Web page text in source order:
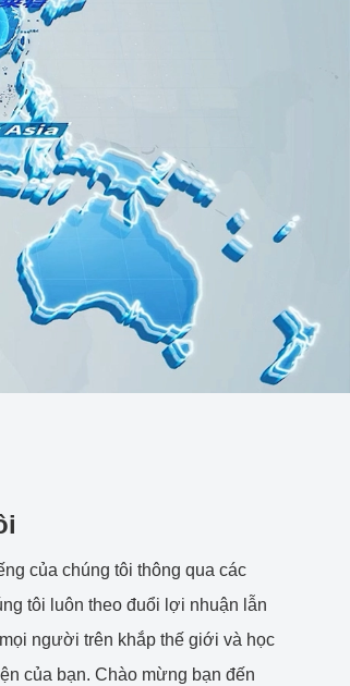
của chúng tôi thông qua các
tôi luôn theo đuổi lợi nhuận lẫn
người trên khắp thế giới và học
của bạn. Chào mừng bạn đến